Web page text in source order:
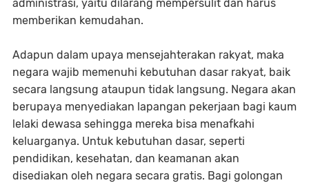
administrasi, yaitu dilarang mempersulit dan harus
memberikan kemudahan.
Adapun dalam upaya mensejahterakan rakyat, maka
negara wajib memenuhi kebutuhan dasar rakyat, baik
secara langsung ataupun tidak langsung. Negara akan
berupaya menyediakan lapangan pekerjaan bagi kaum
lelaki dewasa sehingga mereka bisa menafkahi
keluarganya. Untuk kebutuhan dasar, seperti
pendidikan, kesehatan, dan keamanan akan
disediakan oleh negara secara gratis. Bagi golongan